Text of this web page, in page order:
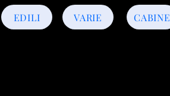
EDILI VARIE CABINE